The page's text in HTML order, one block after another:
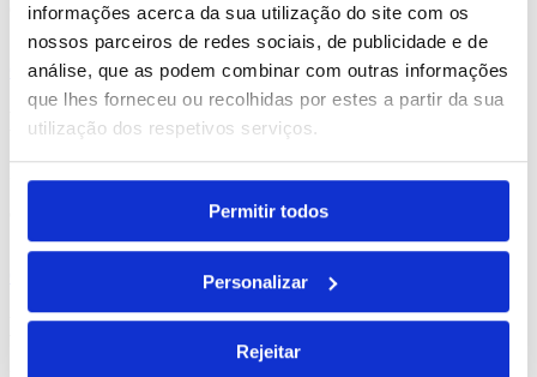
informações acerca da sua utilização do site com os
nossos parceiros de redes sociais, de publicidade e de
análise, que as podem combinar com outras informações
que lhes forneceu ou recolhidas por estes a partir da sua
utilização dos respetivos serviços.
Permitir todos
Personalizar
Rejeitar
desde 1.97€
Comprar
Homier
Lone